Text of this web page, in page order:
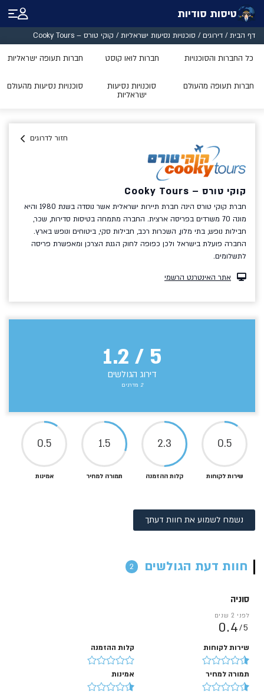
טיסות סודיות
דף הבית / דירוגים / סוכנויות נסיעות ישראליות / קוקי טורס – Cooky Tours
כל החברות והסוכנויות חברות לואו קוסט חברות תעופה ישראליות
חברות תעופה מהעולם
סוכנויות נסיעות
ישראליות
סוכנויות נסיעות מהעולם
חזור לדרוגים
קוקי טורס – Cooky Tours
חברת קוקי טורס הינה חברת תיירות ישראלית
אשר נוסדה בשנת 1980 והיא
מונה 70 משרדים בפריסה ארצית. החברה מתמחה בטיסות סדירות, שכר,
חבילות נופש, בתי מלון, השכרות רכב, חבילות סקי, ביטוחים ונופש בארץ.
החברה פועלת בישראל ולכן כפופה לחוק הגנת הצרכן ומאפשרת פריסה
לתשלומים.
אתר האינטרנט הרשמי
1.2 / 5
דירוג הגולשים
2 מדרגים
0.5
שירות לקוחות
2.3
קלות ההזמנה
1.5
תמורה למחיר
0.5
אמינות
חוות דעת הגולשים 2
נשמח לשמוע את חוות דעתך
סוניה
לפני 2 שנים
5/
0.4
שירות לקוחות קלות ההזמנה
תמורה למחיר אמינות